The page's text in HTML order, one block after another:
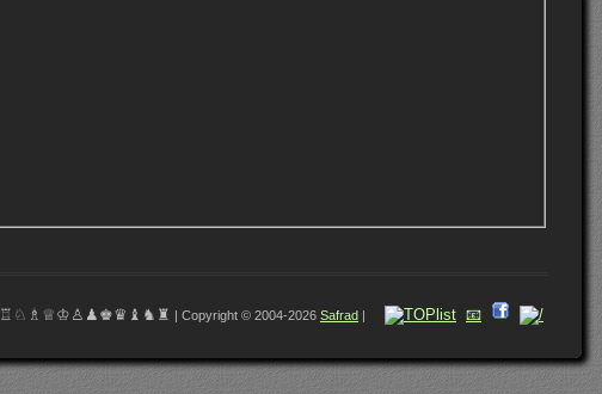
♖♘♗♕♔♙♟♚♛♝♞♜ | Copyright © 2004-2026 Safrad | 📧